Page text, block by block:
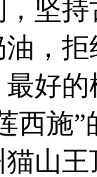
坚
，
好
西施
山